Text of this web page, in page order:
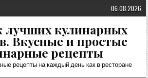
06.08.2026
лучших кулинарных
Вкусные и простые
рецепты
рецепты на каждый день как в ресторане